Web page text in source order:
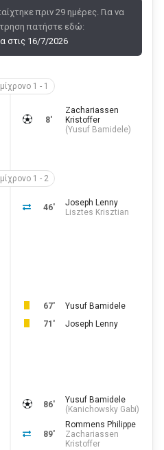
πριν 29 ημέρες. Για να
πατήστε εδώ:
στις 16/7/2026
1 - 1
8'
Zachariassen
Kristoffer
(Yusuf Bamidele)
1 - 2
46'
Joseph Lenny
Lisztes Krisztian
67'
Yusuf Bamidele
71'
Joseph Lenny
86'
Yusuf Bamidele
( Kanichowsky Gabi)
89'
Rommens Philippe
Zachariassen
Kristoffer